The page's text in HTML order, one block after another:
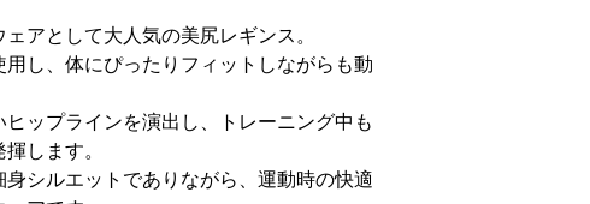
アとして大人気の美尻レギンス。
し、体にぴったりフィットしながらも動
ップラインを演出し、トレーニング中も
します。
身シルエットでありながら、運動時の快適